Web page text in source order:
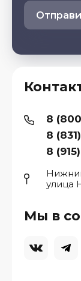
8
8
8
улица
Мы в